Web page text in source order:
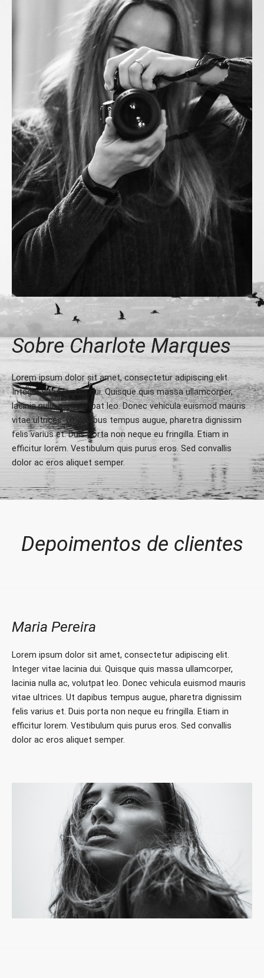
Sobre Charlote Marques
Lorem ipsum dolor sit amet, consectetur adipiscing elit.
Integer vitae lacinia dui. Quisque quis massa ullamcorper,
lacinia nulla ac, volutpat leo. Donec vehicula euismod mauris
vitae ultrices. Ut dapibus tempus augue, pharetra dignissim
felis varius et. Duis porta non neque eu fringilla. Etiam in
efficitur lorem. Vestibulum quis purus eros. Sed convallis
dolor ac eros aliquet semper.
Depoimentos de clientes
Maria Pereira
Lorem ipsum dolor sit amet, consectetur adipiscing elit.
Integer vitae lacinia dui. Quisque quis massa ullamcorper,
lacinia nulla ac, volutpat leo. Donec vehicula euismod mauris
vitae ultrices. Ut dapibus tempus augue, pharetra dignissim
felis varius et. Duis porta non neque eu fringilla. Etiam in
efficitur lorem. Vestibulum quis purus eros. Sed convallis
dolor ac eros aliquet semper.